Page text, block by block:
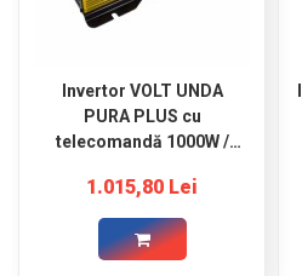
Invertor VOLT UNDA
PURA PLUS cu
telecomandă 1000W /
1.015,80 Lei